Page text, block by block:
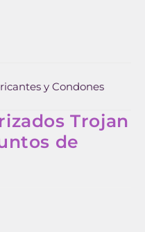
y Condones
Trojan
de